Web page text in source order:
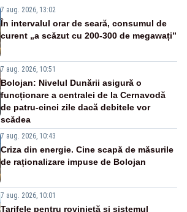
7 aug. 2026, 13:02
În intervalul orar de seară, consumul de
curent „a scăzut cu 200-300 de megawați”
7 aug. 2026, 10:51
Bolojan: Nivelul Dunării asigură o
funcționare a centralei de la Cernavodă
de patru-cinci zile dacă debitele vor
scădea
7 aug. 2026, 10:43
Criza din energie. Cine scapă de măsurile
de raționalizare impuse de Bolojan
7 aug. 2026, 10:01
Tarifele pentru rovinietă și sistemul